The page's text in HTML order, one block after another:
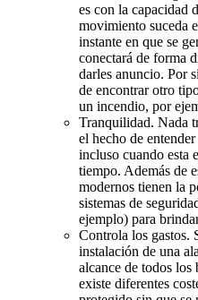
es con la capacidad
movimiento suceda
instante en que se
conectará de forma
darles anuncio. Por
de encontrar otro
un incendio, por
Tranquilidad. Nada
el hecho de
incluso cuando esta
tiempo. Además de
modernos tienen la
sistemas de
ejemplo) para
Controla los gastos.
instalación de una
alcance de todos los
existe diferentes